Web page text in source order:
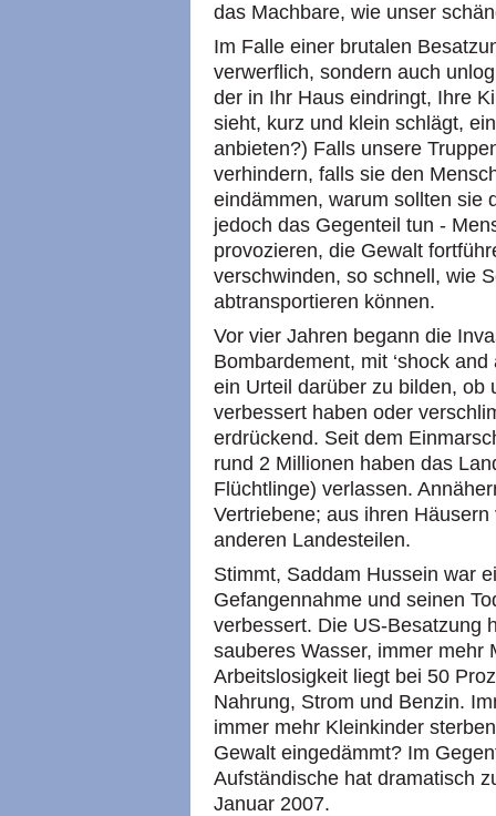
das Machbare, wie unser
Im Falle einer brutalen
verwerflich, sondern auch
der in Ihr Haus eindringt, Ihre
sieht, kurz und klein schlägt,
anbieten?) Falls unsere
verhindern, falls sie den
eindämmen, warum sollten sie
jedoch das Gegenteil tun -
provozieren, die Gewalt
verschwinden, so schnell, wie
abtransportieren können.
Vor vier Jahren begann die
Bombardement, mit ‘shock
ein Urteil darüber zu bilden, ob
verbessert haben oder
erdrückend. Seit dem
rund 2 Millionen haben das
Flüchtlinge) verlassen.
Vertriebene; aus ihren
anderen Landesteilen.
Stimmt, Saddam Hussein war
Gefangennahme und seinen
verbessert. Die US-Besatzung
sauberes Wasser, immer mehr
Arbeitslosigkeit liegt bei 50
Nahrung, Strom und Benzin.
immer mehr Kleinkinder
Gewalt eingedämmt? Im
Aufständische hat dramatisch
Januar 2007.